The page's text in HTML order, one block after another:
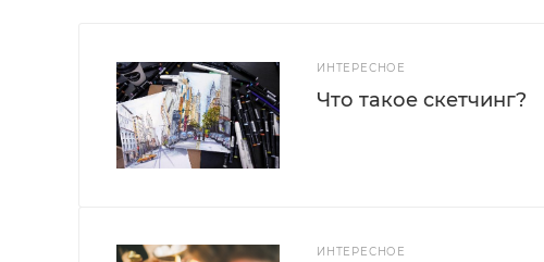
ИНТЕРЕСНОЕ
Что такое скетчинг?
ИНТЕРЕСНОЕ